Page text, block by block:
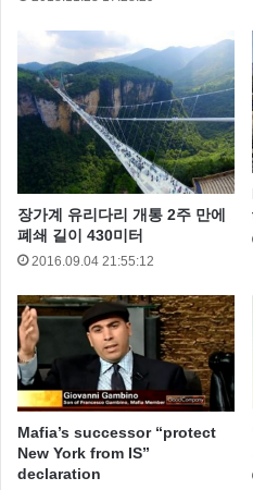
柯俊雄几乎他参加的运动建
家一级文物被人记住更深层
克尔jwinsyung两个月重症监
得疾病。
장가계 유리다리 개통 2주 만에
폐쇄 길이 430미터
2016.09.04 21:55:12
Mafia’s successor “protect
New York from IS”
declaration